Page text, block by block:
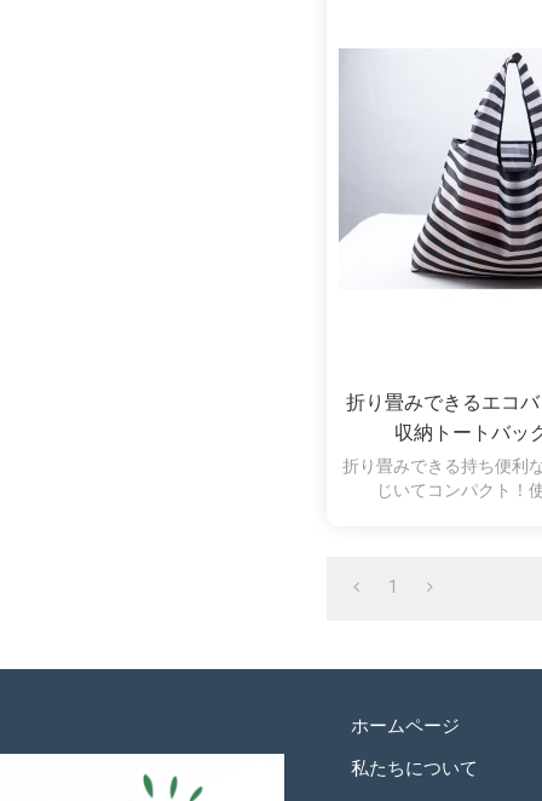
折り畳みできるエコ
収納トートバ
折り畳みできる持ち便
じいてコンパクト！
1
ホームページ
私たちについて